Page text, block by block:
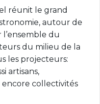
réunit le grand
autour de
du
du milieu de la
les projecteurs:
artisans,
encore collectivités